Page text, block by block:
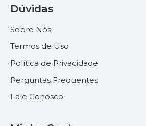
Dúvidas
Sobre Nós
Termos de Uso
Política de Privacidade
Perguntas Frequentes
Fale Conosco